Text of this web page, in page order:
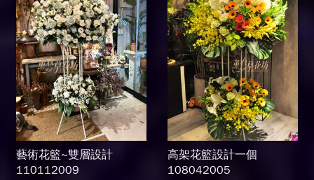
藝術花籃~雙層設計
110112009
高架花籃設計一個
108042005